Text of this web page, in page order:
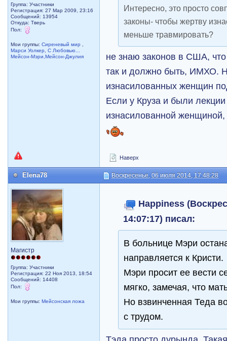
Группа: Участники
Регистрация: 27 Мар 2009, 23:16
Сообщений: 13954
Откуда: Тверь
Пол:
Мои группы:Сиреневый мир
Марси Уолкер
,С Любовью...
Мейсон-Мэри,Мейсон-Джулия
Интересно, это просто
законы- чтобы жертву
меньше травмировать?
не знаю законов в США,
так и должно быть, ИМХО.
изнасилованных женщин
Если у Круза и были
изнасилованной
Наверх
Elena78 Воскресенье, 06 июля 2014, 17:48:28
Магистр
Группа: Участники
Регистрация: 22 Ноя 2013, 18:54
Сообщений: 14408
Пол:
Мои группы:Мейсонская ложа
Happiness
14:07:17) писал:
В больнице Мэри
направляется к Кристи.
Мэри просит ее вести
мягко, замечая, что
Но взвинченная Теда
с трудом.